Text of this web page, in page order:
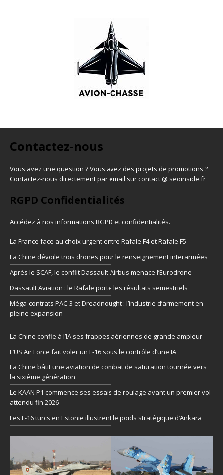
Contactez-nous
Vous avez une question ? Vous avez des projets de promotions ?
Contactez-nous directement par email sur contact @ seoinside.fr
RGPD Confidentialités
Accédez à nos informations RGPD et confidentialités.
La France face au choix urgent entre Rafale F4 et Rafale F5
La Chine dévoile trois drones pour le renseignement interarmées
Après le SCAF, le conflit Dassault-Airbus menace l’Eurodrone
Dassault Aviation : le Rafale porte les résultats semestriels
Méga-contrats PAC-3 et Dreadnought : l’industrie d’armement en
pleine expansion
La Chine confie à l’IA ses frappes aériennes de grande ampleur
L’US Air Force fait voler un F-16 sous le contrôle d’une IA
La Chine bâtit une aviation de combat de saturation tournée vers
la sixième génération
Le KAAN P1 commence ses essais de roulage avant un premier vol
attendu fin 2026
Les F-16 turcs en Estonie illustrent le poids stratégique d’Ankara